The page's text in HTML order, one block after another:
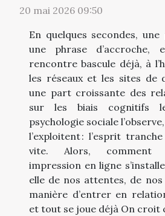
20 mai 2026 09:50
En quelques secondes,
une phrase d’accroche,
rencontre bascule déjà, à
les réseaux et les sites de
une part croissante des
sur les biais cognitifs
psychologie sociale
l’exploitent : l’esprit
vite. Alors, comment
impression en ligne
elle de nos attentes, de
manière d’entrer en
et tout se joue déjà On croit